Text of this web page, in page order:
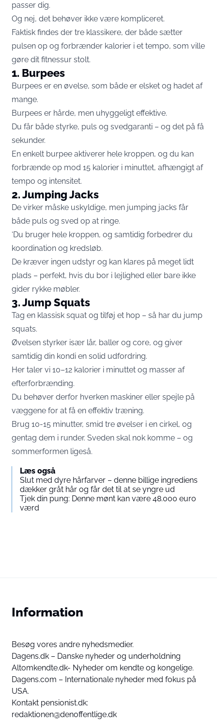
passer dig.
Og nej, det behøver ikke være kompliceret.
Faktisk findes der tre klassikere, der både sætter
pulsen op og forbrænder kalorier i et tempo, som ville
gøre dit fitnessur stolt.
1. Burpees
Burpees er en øvelse, som både er elsket og hadet af
mange.
Burpees er hårde, men uhyggeligt effektive.
Du får både styrke, puls og svedgaranti – og det på få
sekunder.
En enkelt burpee aktiverer hele kroppen, og du kan
forbrænde op mod 15 kalorier i minuttet, afhængigt af
tempo og intensitet.
2. Jumping Jacks
De virker måske uskyldige, men jumping jacks får
både puls og sved op at ringe.
‘Du bruger hele kroppen, og samtidig forbedrer du
koordination og kredsløb.
De kræver ingen udstyr og kan klares på meget lidt
plads – perfekt, hvis du bor i lejlighed eller bare ikke
gider rykke møbler.
3. Jump Squats
Tag en klassisk squat og tilføj et hop – så har du jump
squats.
Øvelsen styrker især lår, baller og core, og giver
samtidig din kondi en solid udfordring.
Her taler vi 10–12 kalorier i minuttet og masser af
efterforbrænding.
Du behøver derfor hverken maskiner eller spejle på
væggene for at få en effektiv træning.
Brug 10-15 minutter, smid tre øvelser i en cirkel, og
gentag dem i runder. Sveden skal nok komme – og
sommerformen ligeså.
Læs også
Slut med dyre hårfarver – denne billige ingrediens
dækker gråt hår og får det til at se yngre ud
Tjek din pung: Denne mønt kan være 48.000 euro
værd
Information
Besøg vores andre nyhedsmedier.
Dagens.dk – Danske nyheder og underholdning
Altomkendte.dk- Nyheder om kendte og kongelige.
Dagens.com – Internationale nyheder med fokus på
USA.
Kontakt pensionist.dk:
redaktionen@denoffentlige.dk